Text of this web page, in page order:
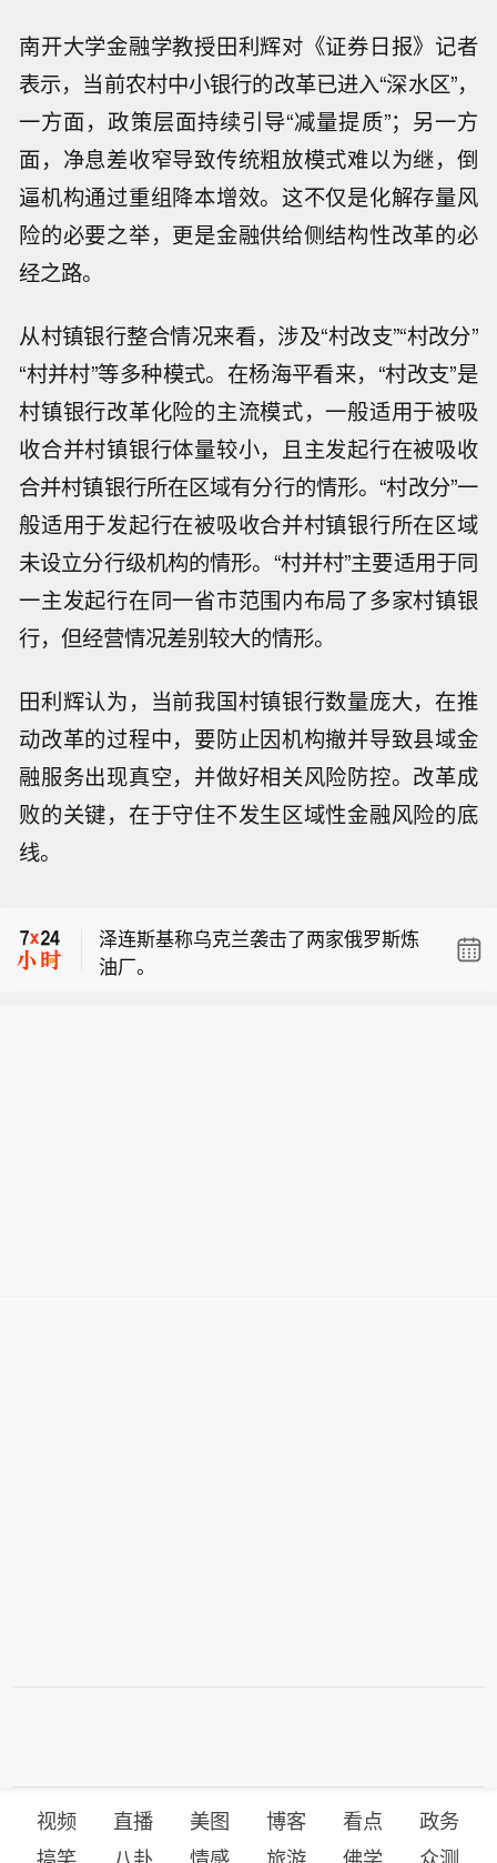
南开大学金融学教授田利辉对《证券日报》记者
表示，当前农村中小银行的改革已进入“深水区”，
一方面，政策层面持续引导“减量提质”；另一方
面，净息差收窄导致传统粗放模式难以为继，倒
逼机构通过重组降本增效。这不仅是化解存量风
险的必要之举，更是金融供给侧结构性改革的必
经之路。
从村镇银行整合情况来看，涉及“村改支”“村改分”
“村并村”等多种模式。在杨海平看来，“村改支”是
村镇银行改革化险的主流模式，一般适用于被吸
收合并村镇银行体量较小，且主发起行在被吸收
合并村镇银行所在区域有分行的情形。“村改分”一
般适用于发起行在被吸收合并村镇银行所在区域
未设立分行级机构的情形。“村并村”主要适用于同
一主发起行在同一省市范围内布局了多家村镇银
行，但经营情况差别较大的情形。
田利辉认为，当前我国村镇银行数量庞大，在推
动改革的过程中，要防止因机构撤并导致县域金
融服务出现真空，并做好相关风险防控。改革成
败的关键，在于守住不发生区域性金融风险的底
线。
日，国能青海德令哈煤电有限公司成
立，法定代表人为赵智伟，注册资本为
泽连斯基称乌克兰袭击了两家俄罗斯炼
油厂。
视频 直播 美图 博客 看点
政务